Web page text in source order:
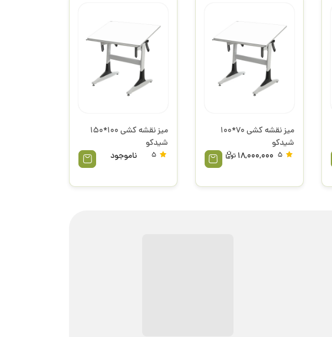
میز نقشه کشی 70*100
شیدکو
5
18,000,000
میز نقشه کشی 100*150
شیدکو
5 ناموجود